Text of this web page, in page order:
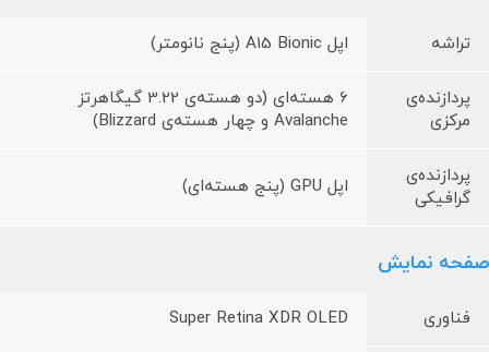
تراشه اپل A15 Bionic (پنج نانومتر)
پردازنده‌ی
مرکزی
6 هسته‌ای (دو هسته‌ی 3.22 گیگاهرتز
Avalanche و چهار هسته‌ی Blizzard)
پردازنده‌ی
گرافیکی
اپل GPU (پنج هسته‌ای)
صفحه نمایش
فناوری Super Retina XDR OLED